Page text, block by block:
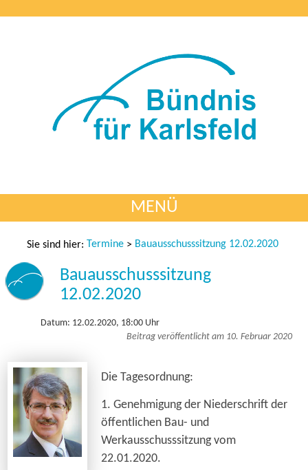
MENÜ
Sie sind hier: Termine > Bauausschusssitzung 12.02.2020
Bauausschusssitzung
12.02.2020
Datum: 12.02.2020, 18:00 Uhr
Beitrag veröffentlicht am 10. Februar 2020
Die Tagesordnung:
1. Genehmigung der Niederschrift der
öffentlichen Bau- und
Werkausschusssitzung vom
22.01.2020.